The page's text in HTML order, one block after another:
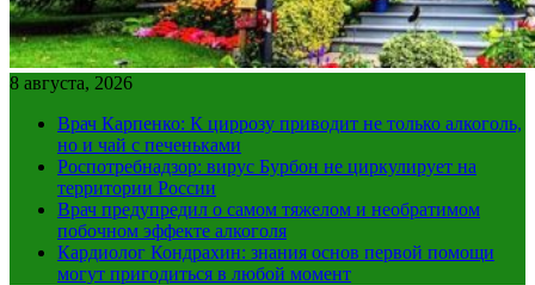
8 августа, 2026
Врач Карпенко: К циррозу приводит не только алкоголь,
но и чай с печеньками
Роспотребнадзор: вирус Бурбон не циркулирует на
территории России
Врач предупредил о самом тяжелом и необратимом
побочном эффекте алкоголя
Кардиолог Кондрахин: знания основ первой помощи
могут пригодиться в любой момент